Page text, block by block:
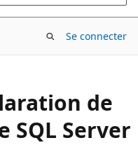
Se connecter
de
Server